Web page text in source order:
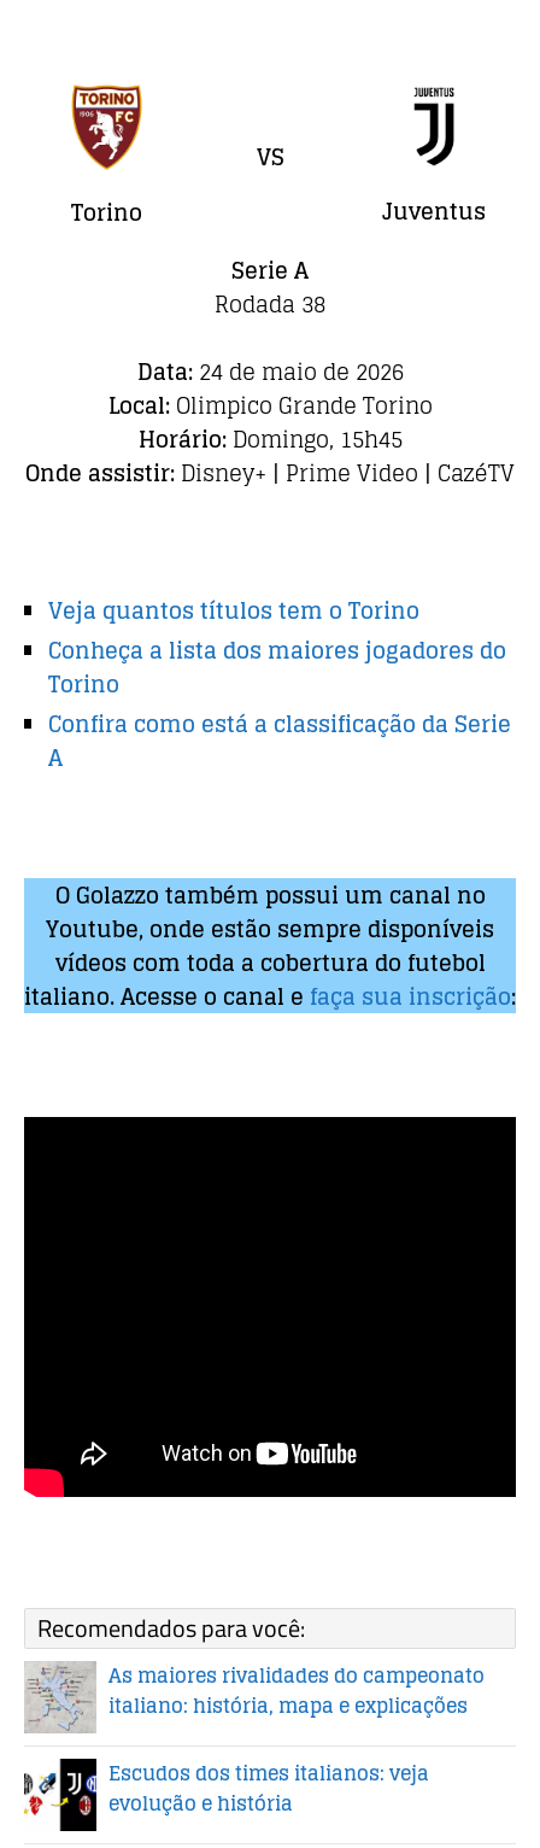
Torino
VS
Juventus
Serie A
Rodada 38
Data:24 de maio de 2026
Local:Olimpico Grande Torino
Horário:Domingo, 15h45
Onde assistir:Disney+ | Prime Video | CazéTV
Veja quantos títulos tem o Torino
Conheça a lista dos maiores jogadores do
Torino
Confira como está a classificação da Serie
A
O Golazzo também possui um canal no
Youtube, onde estão sempre disponíveis
vídeos com toda a cobertura do futebol
italiano. Acesse o canal e faça sua inscrição:
Recomendados para você:
As maiores rivalidades do campeonato
italiano: história, mapa e explicações
Escudos dos times italianos: veja
evolução e história